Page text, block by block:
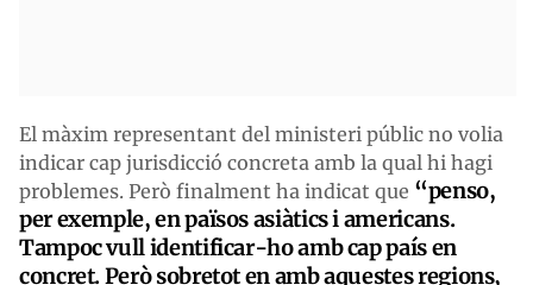
El màxim representant del ministeri públic no volia
indicar cap jurisdicció concreta amb la qual hi hagi
problemes. Però finalment ha indicat que “penso,
per exemple, en països asiàtics i americans.
Tampoc vull identificar-ho amb cap país en
concret. Però sobretot en amb aquestes regions,